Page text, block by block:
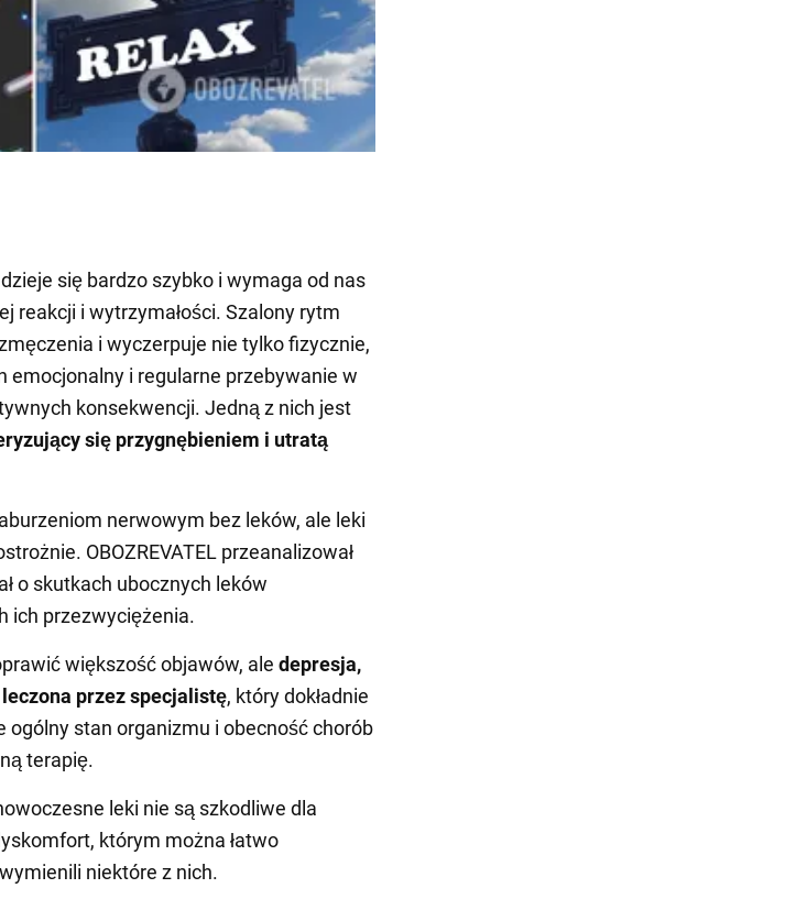
się bardzo szybko i wymaga od nas
reakcji i wytrzymałości. Szalony rytm
i wyczerpuje nie tylko fizycznie,
emocjonalny i regularne przebywanie w
konsekwencji. Jedną z nich jest
się przygnębieniem i utratą
nerwowym bez leków, ale leki
OBOZREVATEL przeanalizował
o skutkach ubocznych leków
ich przezwyciężenia.
większość objawów, ale depresja,
przez specjalistę, który dokładnie
ogólny stan organizmu i obecność chorób
terapię.
leki nie są szkodliwe dla
którym można łatwo
wymienili niektóre z nich.